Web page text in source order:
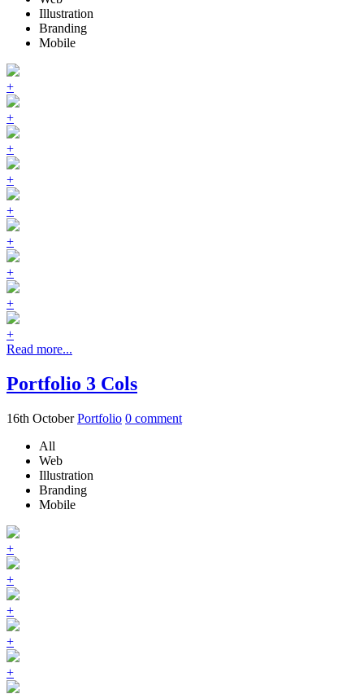
Illustration
Branding
Mobile
+
+
+
+
+
+
+
+
+
Read more...
Portfolio 3 Cols
16th OctoberPortfolio 0 comment
All
Web
Illustration
Branding
Mobile
+
+
+
+
+